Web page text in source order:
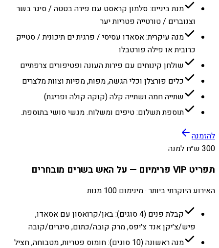
מנת ביניים: סלמון קראסט עם פירה בטטה / סיגר בשר
וצנוברים / טורטייה פטריות יער
מנה עיקרית: אסאדו עסיסי / פרגית ים תיכונית / סטייק
כרובית או פילה פורטבלו
שולחן קינוחים עם פירות העונה ופטיפורים צרפתיים
כלים פורצלן וכלי הגשה, מפות, מפיות וצוות מלצרים
שתייה חמה ושתייה קלה (קוקה קולה ופריגת)
תוספת תשלום: טיפים ומשלוח. מגשי סושי בתוספת.
להזמנה
300 ש״ח למנה
תפריט VIP פרימיום — על האש בשרים מובחרים
האירוע היוקרתי ביותר · מינימום 100 מנות
קבלת פנים (4 סוגים): באן/קרואסון עם אסאדו,
פיש/צ׳יקן אנד צ׳יפס, מרק קובה/כתום, סיגרים/קובה
מנה ראשונה (10 סוגים): חומוס פטריות, מטבוחה, חציל